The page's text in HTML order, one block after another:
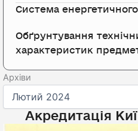
Система
Обґрунтування
характеристик
Архіви
Архіви
Акредитація